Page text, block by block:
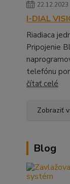
22.12.2023
I-DIAL
Riadiaca
Pripojenie
telefónu
čítať celé
Zobraziť
Blog